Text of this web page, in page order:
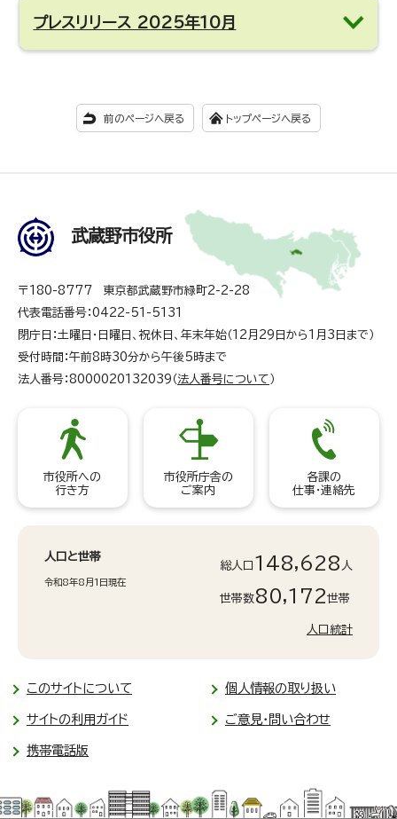
プレスリリース 2025年10月
前のページへ戻る トップページへ戻る
武蔵野市役所
〒180-8777 東京都武蔵野市緑町2-2-28
代表電話番号：0422-51-5131
閉庁日：土曜日・日曜日、祝休日、年末年始（12月29日から1月3日まで）
受付時間：午前8時30分から午後5時まで
法人番号：8000020132039（ 法人番号について ）
市役所への
行き方
市役所庁舎の
ご案内
各課の
仕事・連絡先
人口と世帯
令和8年8月1日現在
総人口 148,628 人
世帯数80,172世帯
人口統計
このサイトについて 個人情報の取り扱い
サイトの利用ガイド ご意見・問い合わせ
携帯電話版